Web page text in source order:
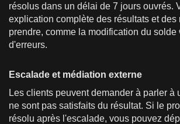
résolus dans un délai de 7 jours ouvrés.
explication complète des résultats et des
prendre, comme la modification du solde
d'erreurs.
Escalade et médiation externe
Les clients peuvent demander à parler à
ne sont pas satisfaits du résultat. Si le
résolu après l'escalade, vous pouvez